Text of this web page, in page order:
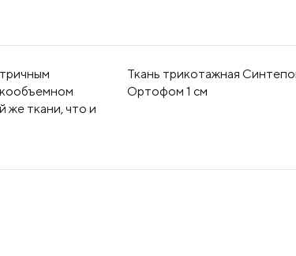
же ткани, что и
Ткань трикотажная
Ортофом 1 см